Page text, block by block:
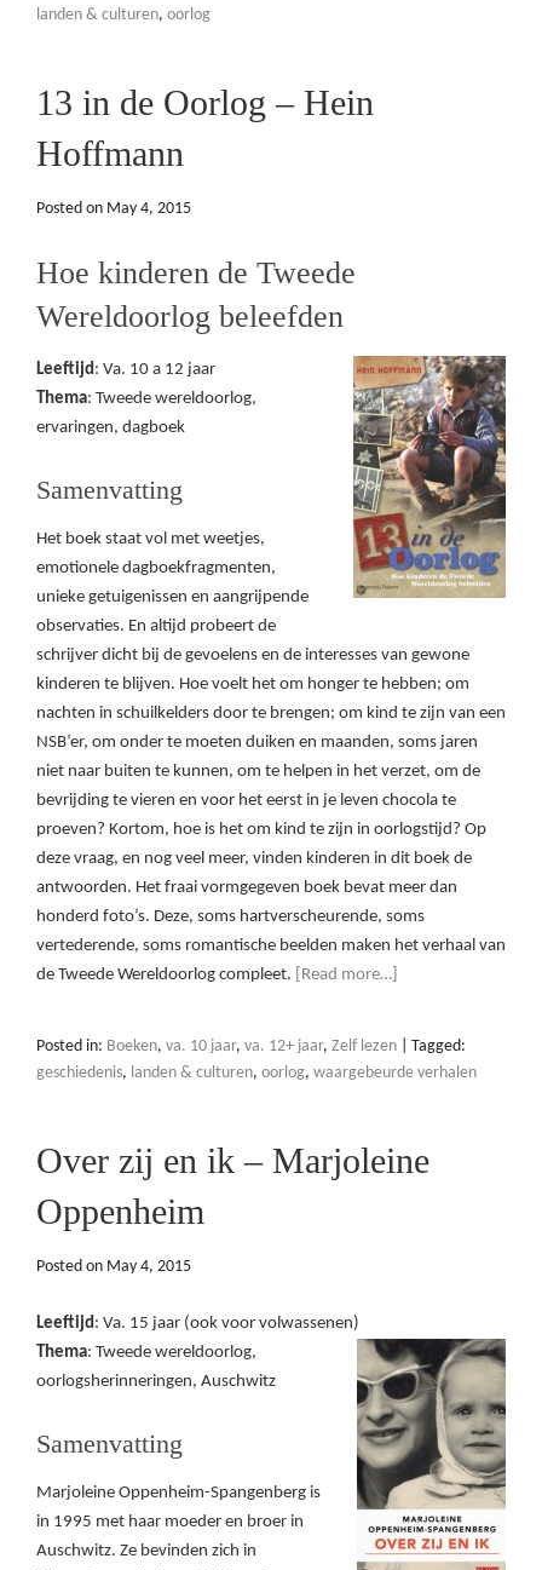
landen & culturen, oorlog
13 in de Oorlog – Hein
Hoffmann
Posted on May 4, 2015
Hoe kinderen de Tweede
Wereldoorlog beleefden
Leeftijd: Va. 10 a 12 jaar
Thema: Tweede wereldoorlog,
ervaringen, dagboek
Samenvatting
Het boek staat vol met weetjes,
emotionele dagboekfragmenten,
unieke getuigenissen en aangrijpende
observaties. En altijd probeert de
schrijver dicht bij de gevoelens en de interesses van gewone
kinderen te blijven. Hoe voelt het om honger te hebben; om
nachten in schuilkelders door te brengen; om kind te zijn van een
NSB’er, om onder te moeten duiken en maanden, soms jaren
niet naar buiten te kunnen, om te helpen in het verzet, om de
bevrijding te vieren en voor het eerst in je leven chocola te
proeven? Kortom, hoe is het om kind te zijn in oorlogstijd? Op
deze vraag, en nog veel meer, vinden kinderen in dit boek de
antwoorden. Het fraai vormgegeven boek bevat meer dan
honderd foto’s. Deze, soms hartverscheurende, soms
vertederende, soms romantische beelden maken het verhaal van
de Tweede Wereldoorlog compleet.
[Read more…]
Posted in: Boeken, va. 10 jaar, va. 12+ jaar, Zelf lezen
Tagged:
geschiedenis, landen & culturen, oorlog, waargebeurde verhalen
Over zij en ik – Marjoleine
Oppenheim
Posted on May 4, 2015
Leeftijd: Va. 15 jaar (ook voor volwassenen)
Thema: Tweede wereldoorlog,
oorlogsherinneringen, Auschwitz
Samenvatting
Marjoleine Oppenheim-Spangenberg is
in 1995 met haar moeder en broer in
Auschwitz. Ze bevinden zich in